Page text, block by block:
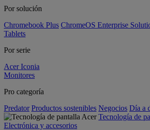
Por solución
Chromebook Plus ChromeOS Enterprise
Tablets
Por serie
Acer Iconia
Monitores
Pro categoría
Predator Productos sostenibles Negocios Día a
Tecnología de
Electrónica y accesorios